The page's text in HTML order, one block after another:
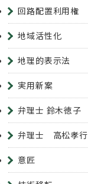
回路配置利用権
地域活性化
地理的表示法
実用新案
弁理士 鈴木徳子
弁理士 高松孝行
意匠